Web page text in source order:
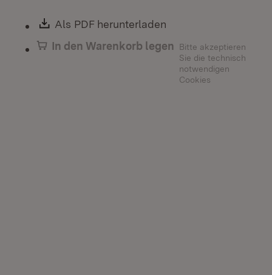
Download:
Als PDF herunterladen
In den Warenkorb legen
Bitte akzeptieren
Sie die technisch
notwendigen
Cookies